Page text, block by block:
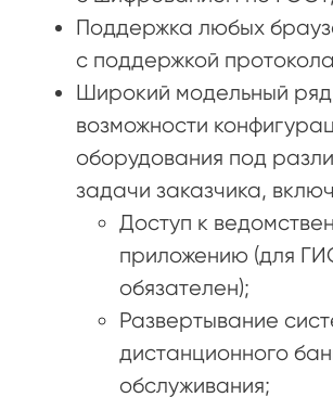
Поддержка любых
с поддержкой
Широкий модельный
возможности
оборудования под
задачи заказчика,
Доступ к
приложению (для
обязателен);
Развертывание
дистанционного
обслуживания;